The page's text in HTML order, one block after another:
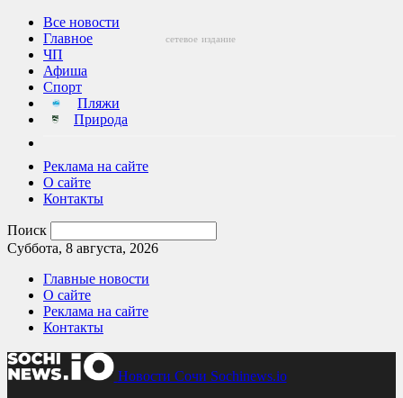
Все новости
Главное
ЧП
Афиша
Спорт
Пляжи
Природа
Реклама на сайте
О сайте
Контакты
Поиск
Суббота, 8 августа, 2026
Главные новости
О сайте
Реклама на сайте
Контакты
Новости Сочи Sochinews.io
сетевое издание